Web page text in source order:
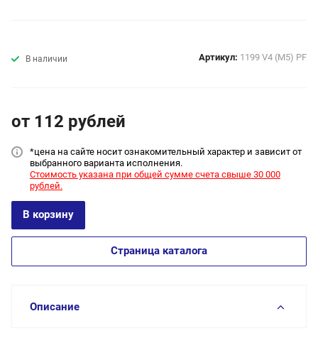
В наличии Артикул: 1199 V4 (М5) PF
от 112 рублей
*цена на сайте носит ознакомительный характер и зависит от
выбранного варианта исполнения.
Стоимость указана при общей сумме счета свыше 30 000
рублей.
В корзину
Страница каталога
Описание